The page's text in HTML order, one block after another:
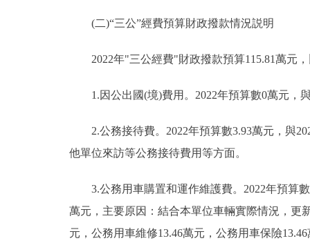
(二)“三公”經費預算財政撥款情況説明
2022年"三公經費"財政撥款預算115.81萬元，
1.因公出國(境)費用。2022年預算數0萬元，
2.公務接待費。2022年預算數3.93萬元，與
他單位來訪等公務接待費用等方面。
3.公務用車購置和運作維護費。2022年預算數
萬元，主要原因：結合本單位車輛實際情況，更
元，公務用車維修13.46萬元，公務用車保險